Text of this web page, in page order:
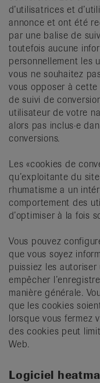
d’utilisatrices et
annonce et ont été
par une balise de
toutefois aucune
personnellement les
vous ne souhaitez
vous opposer à
de suivi de
utilisateur de votre
alors pas inclus·e
conversions.
Les «cookies de
qu’exploitante du
rhumatisme a un
comportement des
d’optimiser à la fois
Vous pouvez
que vous soyez
puissiez les
empêcher
manière générale.
que les cookies
lorsque vous fermez
des cookies peut
Web.
Logiciel